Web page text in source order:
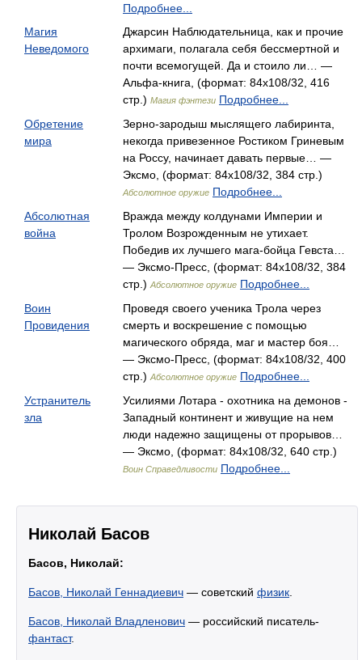
Подробнее...
Магия
Неведомого
Джарсин Наблюдательница, как и прочие
архимаги, полагала себя бессмертной и
почти всемогущей. Да и стоило ли… —
Альфа-книга, (формат: 84x108/32, 416
стр.) Магия фэнтези Подробнее...
Обретение
мира
Зерно-зародыш мыслящего лабиринта,
некогда привезенное Ростиком Гриневым
на Россу, начинает давать первые… —
Эксмо, (формат: 84x108/32, 384 стр.)
Абсолютное оружие Подробнее...
Абсолютная
война
Вражда между колдунами Империи и
Тролом Возрожденным не утихает.
Победив их лучшего мага-бойца Гевста…
— Эксмо-Пресс, (формат: 84x108/32, 384
стр.) Абсолютное оружие Подробнее...
Воин
Провидения
Проведя своего ученика Трола через
смерть и воскрешение с помощью
магического обряда, маг и мастер боя…
— Эксмо-Пресс, (формат: 84x108/32, 400
стр.) Абсолютное оружие Подробнее...
Устранитель
зла
Усилиями Лотара - охотника на демонов -
Западный континент и живущие на нем
люди надежно защищены от прорывов…
— Эксмо, (формат: 84x108/32, 640 стр.)
Воин Справедливости Подробнее...
Николай Басов
Басов, Николай:
Басов, Николай Геннадиевич — советский физик
Басов, Николай Владленович — российский писатель-
фантаст.